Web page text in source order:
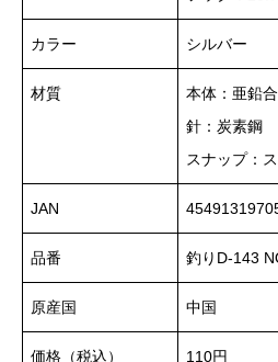
カラー シルバー
材質
本体：亜鉛
針：炭素鋼
スナップ：
JAN
品番 釣りD-143
原産国 中国
価格（税込） 110円